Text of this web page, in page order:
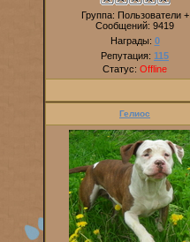
Группа: Пользователи +
Сообщений: 9419
Награды: 0
Репутация: 115
Статус: Offline
Гелиос